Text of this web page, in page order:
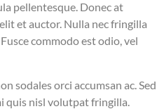
pellentesque. Donec at
et auctor. Nulla nec fringilla
commodo est odio, vel
sodales orci accumsan ac. Sed
quis nisl volutpat fringilla.